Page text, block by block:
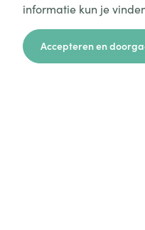
-informatie kun je
Accepteren en